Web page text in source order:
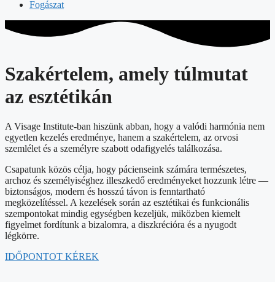
Fogászat
Szakértelem, amely túlmutat
az esztétikán
A Visage Institute-ban hiszünk abban, hogy a valódi harmónia nem
egyetlen kezelés eredménye, hanem a szakértelem, az orvosi
szemlélet és a személyre szabott odafigyelés találkozása.
Csapatunk közös célja, hogy pácienseink számára természetes,
archoz és személyiséghez illeszkedő eredményeket hozzunk létre —
biztonságos, modern és hosszú távon is fenntartható
megközelítéssel. A kezelések során az esztétikai és funkcionális
szempontokat mindig egységben kezeljük, miközben kiemelt
figyelmet fordítunk a bizalomra, a diszkrécióra és a nyugodt
légkörre.
IDŐPONTOT KÉREK